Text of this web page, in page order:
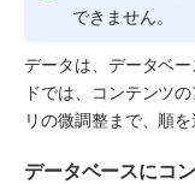
できません。
データは、データベ
ドでは、コンテンツ
リの微調整まで、順を
データベースにコ